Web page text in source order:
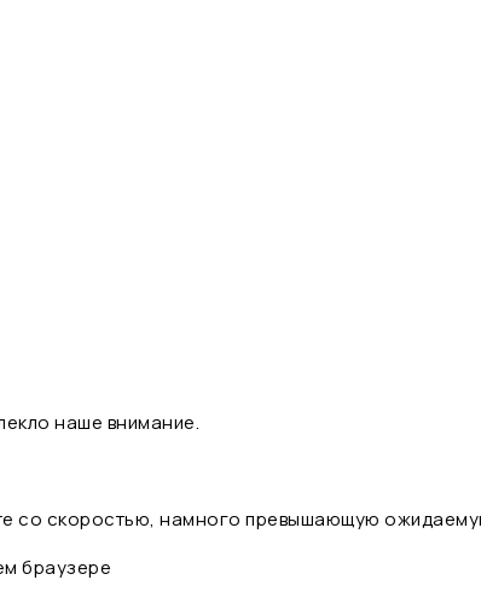
наше внимание.
со скоростью, намного превышающую
браузере